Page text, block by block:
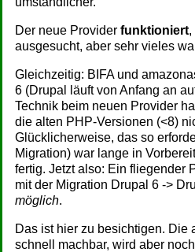
Der neue Provider funktioniert,
ausgesucht, aber sehr vieles
Gleichzeitig: BIFA und
6 (Drupal läuft von Anfang an
Technik beim neuen Provider
die alten PHP-Versionen (<8)
Glücklicherweise, das so
Migration) war lange in
fertig. Jetzt also: Ein fliegender
mit der Migration Drupal 6 ->
möglich.
Das ist hier zu besichtigen. Die
schnell machbar, wird aber